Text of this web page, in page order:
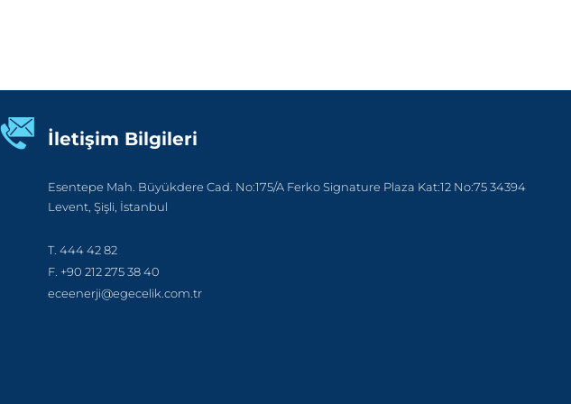
İletişim Bilgileri
Esentepe Mah. Büyükdere Cad. No:175/A Ferko Signature Plaza Kat:12 No:75 34394
Levent, Şişli, İstanbul
T. 444 42 82
F. +90 212 275 38 40
eceenerji@egecelik.com.tr